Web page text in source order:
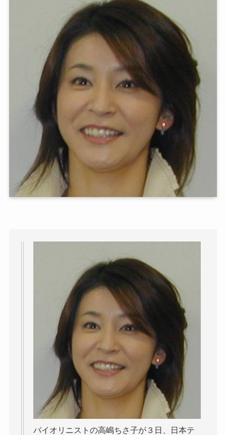
バイオリニストの高嶋ちさ子が３日、日本テ